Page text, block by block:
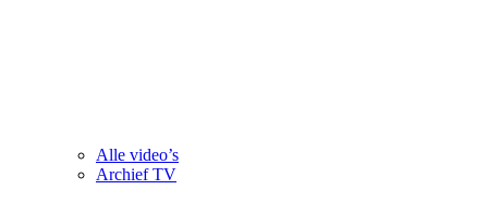
Alle video’s
Archief TV